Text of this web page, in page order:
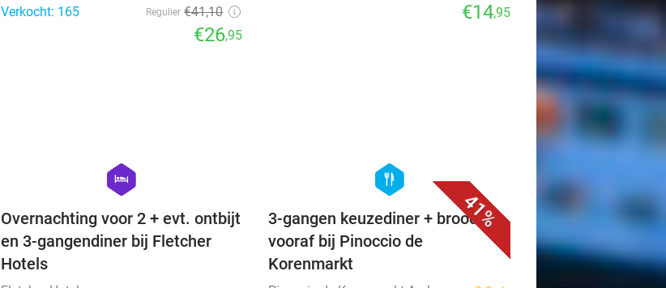
Verkocht: 165
Regulier €41,10
€26,95
€14,95
hexagon
hotel
Overnachting voor 2 + evt. ontbijt
en 3-gangendiner bij Fletcher
Hotels
41%
hexagon
food
3-gangen keuzediner + brood
vooraf bij Pinoccio de
Korenmarkt